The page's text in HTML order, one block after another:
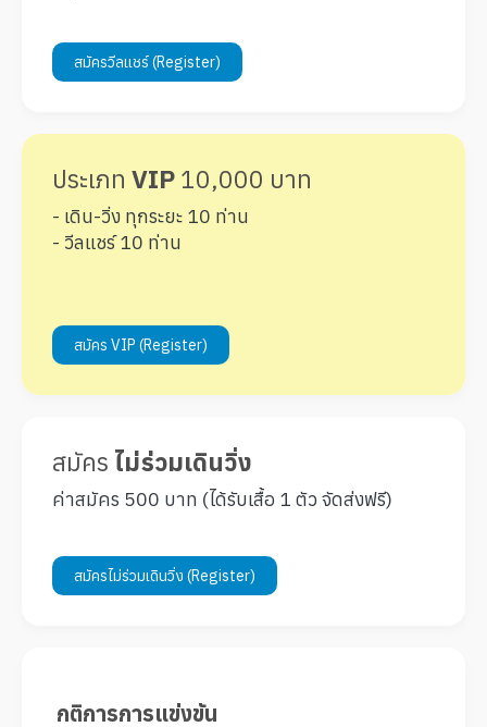
สมัครวีลแชร์ (Register)
ประเภท VIP 10,000 บาท
- เดิน-วิ่ง ทุกระยะ 10 ท่าน
- วีลแชร์ 10 ท่าน
สมัคร VIP (Register)
สมัคร ไม่ร่วมเดินวิ่ง
ค่าสมัคร 500 บาท (ได้รับเสื้อ 1 ตัว จัดส่งฟรี)
สมัครไม่ร่วมเดินวิ่ง (Register)
กติการการแข่งขัน